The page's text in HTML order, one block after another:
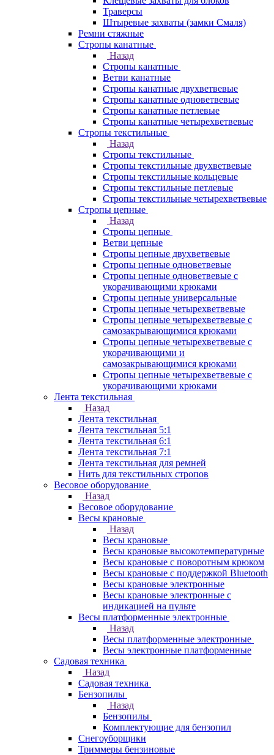
Траверсы
Штыревые захваты (замки Смаля)
Ремни стяжные
Стропы канатные
Назад
Стропы канатные
Ветви канатные
Стропы канатные двухветвевые
Стропы канатные одноветвевые
Стропы канатные петлевые
Стропы канатные четырехветвевые
Стропы текстильные
Назад
Стропы текстильные
Стропы текстильные двухветвевые
Стропы текстильные кольцевые
Стропы текстильные петлевые
Стропы текстильные четырехветвевые
Стропы цепные
Назад
Стропы цепные
Ветви цепные
Стропы цепные двухветвевые
Стропы цепные одноветвевые
Стропы цепные одноветвевые с
укорачивающими крюками
Стропы цепные универсальные
Стропы цепные четырехветвевые
Стропы цепные четырехветвевые с
самозакрывающимися крюками
Стропы цепные четырехветвевые с
укорачивающими и
самозакрывающимися крюками
Стропы цепные четырехветвевые с
укорачивающими крюками
Лента текстильная
Назад
Лента текстильная
Лента текстильная 5:1
Лента текстильная 6:1
Лента текстильная 7:1
Лента текстильная для ремней
Нить для текстильных стропов
Весовое оборудование
Назад
Весовое оборудование
Весы крановые
Назад
Весы крановые
Весы крановые высокотемпературные
Весы крановые с поворотным крюком
Весы крановые с поддержкой Bluetooth
Весы крановые электронные
Весы крановые электронные с
индикацией на пульте
Весы платформенные электронные
Назад
Весы платформенные электронные
Весы электронные платформенные
Садовая техника
Назад
Садовая техника
Бензопилы
Назад
Бензопилы
Комплектующие для бензопил
Снегоуборщики
Триммеры бензиновые